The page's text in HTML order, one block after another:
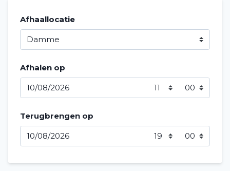
Afhaallocatie
Afhalen op
Terugbrengen op